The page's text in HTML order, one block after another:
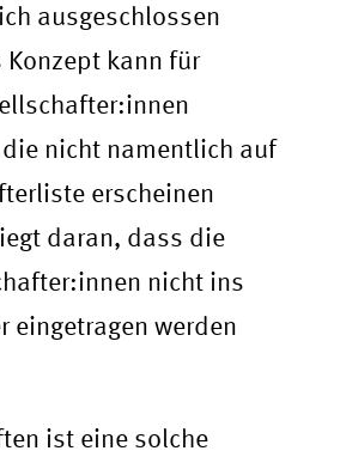
ausgeschlossen
Konzept kann für
nicht namentlich auf
erscheinen
daran, dass die
nicht ins
eingetragen werden
ist eine solche